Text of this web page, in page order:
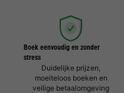
Boek eenvoudig en zonder
stress
Duidelijke prijzen,
moeiteloos boeken en
veilige betaalomgeving